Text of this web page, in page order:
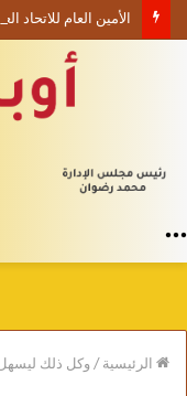
الرئيسية/وكل ذلك